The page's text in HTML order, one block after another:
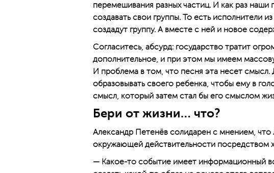
перемешивания разных частиц. И как раз наши
создавать свои группы. То есть исполнители
создадут группу. А вместе с ней и новое
Согласитесь, абсурд: государство тратит
дополнительное, и при этом мы имеем
И проблема в том, что песня эта несет
образовывать своего ребенка, чтобы ему в
смысл, который затем стал бы его смыслом
Бери от жизни… что?
Александр Петенёв солидарен с мнением,
окружающей действительности посредством
— Какое-то событие имеет информационный